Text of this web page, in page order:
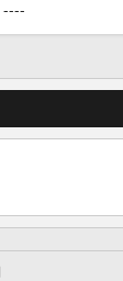
ラオケ歌い放題！
一緒に！練習にも！
----